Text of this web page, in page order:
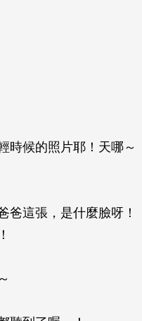
時候的照片耶！天哪～
爸這張，是什麼臉呀！